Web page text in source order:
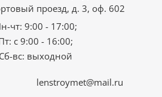
проезд, д. 3, оф. 602
чт: 9:00 - 17:00;
с 9:00 - 16:00;
Сб-вс: выходной
lenstroymet@mail.ru